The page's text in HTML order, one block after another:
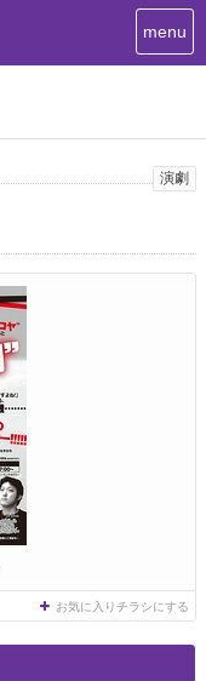
T
o
g
menu
演劇
お気に入りチラシにする